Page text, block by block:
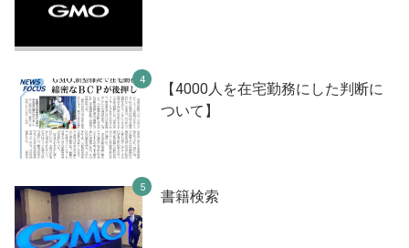
【4000人を在宅勤務にした判断に
ついて】
書籍検索